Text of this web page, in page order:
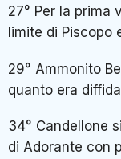
27° Per la prima
limite di Piscopo
29° Ammonito
quanto era
34° Candellone
di Adorante con